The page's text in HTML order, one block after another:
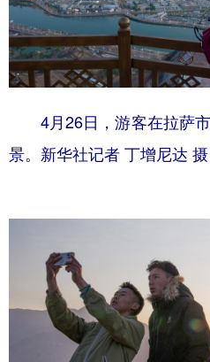
4月26日，游客在拉萨市
景。新华社记者 丁增尼达 摄